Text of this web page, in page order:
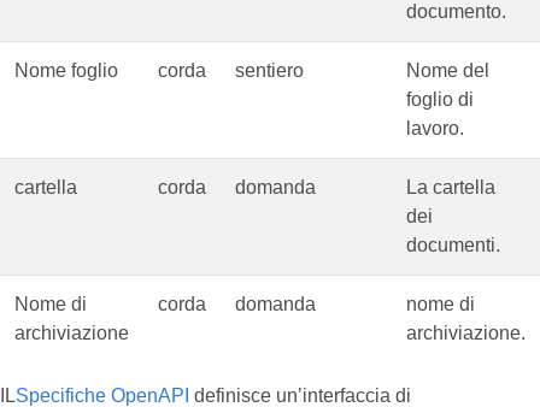
documento.
Nome foglio corda sentiero
Nome del
foglio di
lavoro.
cartella corda domanda
La cartella
dei
documenti.
Nome di
archiviazione
corda domanda
nome di
archiviazione.
ILSpecifiche OpenAPI definisce un’interfaccia di